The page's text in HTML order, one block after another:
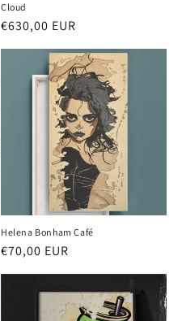
Cloud
Prix
€630,00 EUR
Helena Bonham Café
Prix
€70,00 EUR